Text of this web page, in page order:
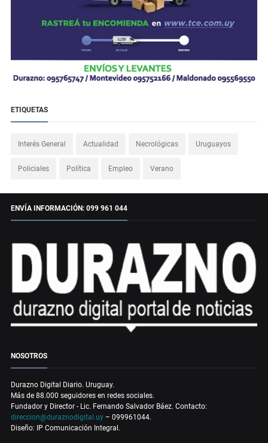
ETIQUETAS
Interés General Actualidad Necrológicas Uruguayos
Policiales Política Empleo Verano
ENVÍA INFORMACIÓN: 099 961 044
NOSOTROS
Durazno Digital Diario. Uruguay.
Más de 88.000 seguidores en redes sociales.
Fundador y Director - Lic. Fernando Salvador Báez. Contacto:
direccion@duraznodigital.uy – 099961044.
Diseño: IP Comunicación Integral.